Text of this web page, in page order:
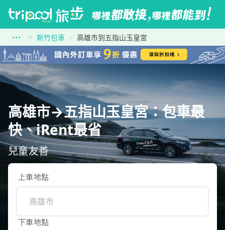
新竹包車 高雄市到五指山玉皇宮
高雄市→五指山玉皇宮：包車最
快、iRent最省
兒童友善
上車地點
下車地點